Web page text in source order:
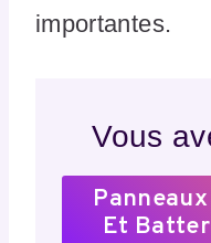
importantes.
Vous
Et